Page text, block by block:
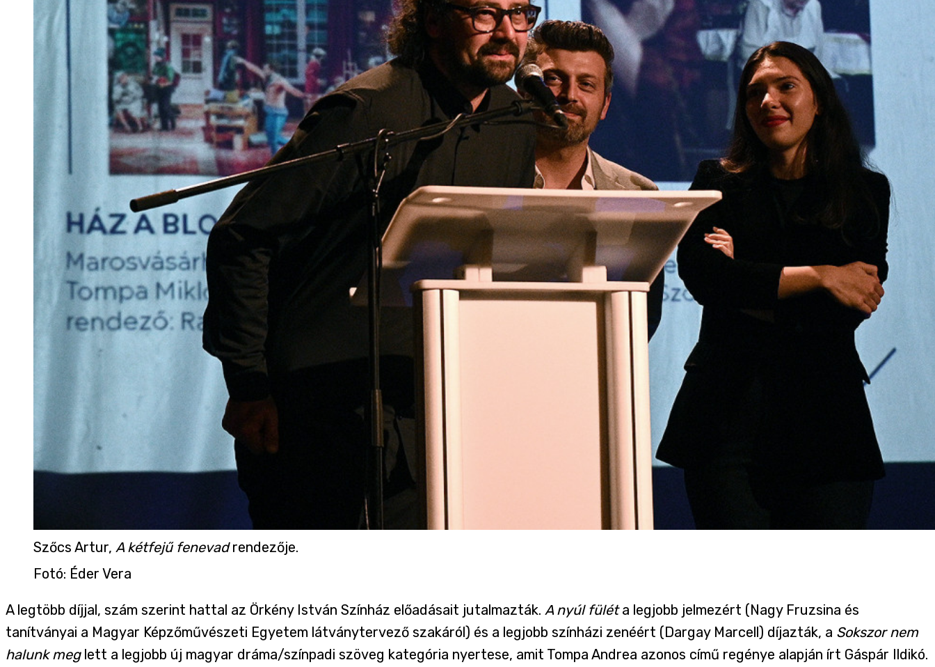
Szőcs Artur, A kétfejű fenevadrendezője.
Fotó: Éder Vera
A legtöbb díjjal, szám szerint hattal az Örkény István Színház előadásait jutalmazták. A nyúl füléta legjobb jelmezért (Nagy Fruzsina és
tanítványai a Magyar Képzőművészeti Egyetem látványtervező szakáról) és a legjobb színházi zenéért (Dargay Marcell) díjazták, a Sokszor nem
halunk meglett a legjobb új magyar dráma/színpadi szöveg kategória nyertese, amit Tompa Andrea azonos című regénye alapján írt Gáspár Ildikó.